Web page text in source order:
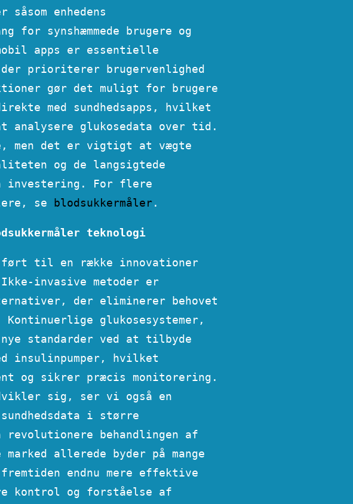
enhedens
for synshæmmede brugere og
apps er essentielle
prioriterer brugervenlighed
gør det muligt for brugere
med sundhedsapps, hvilket
analysere glukosedata over tid.
men det er vigtigt at vægte
og de langsigtede
investering. For flere
se
blodsukkermåler.
teknologi
ført til en række innovationer
invasive metoder er
der eliminerer behovet
glukosesystemer,
standarder ved at tilbyde
insulinpumper, hvilket
og sikrer præcis monitorering.
sig, ser vi også en
i større
revolutionere behandlingen af
allerede byder på mange
endnu mere effektive
kontrol og forståelse af